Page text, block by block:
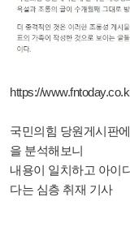
https://
국민의힘 당원게시판
을 분석해보니
내용이 일치하고 아이
다는 심층 취재 기사